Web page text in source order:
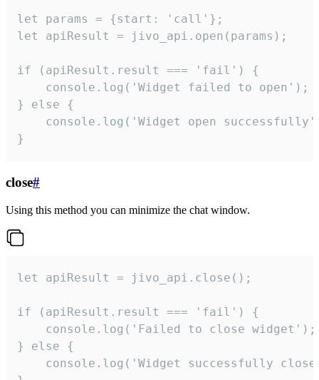
let params = {start: 'call'};
let apiResult = jivo_api.open(params);
if (apiResult.result === 'fail') {
    console.log('Widget failed to open');
} else {
console.log('Widget open
}
close#
Using this method you can minimize the chat window.
let apiResult = jivo_api.close();
if (apiResult.result === 'fail') {
    console.log('Failed to close widget');
} else {
console.log('Widget successfully